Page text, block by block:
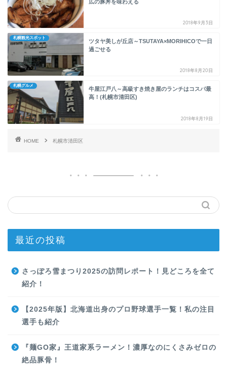
広の豚丼を味わえる
2018年9月3日
札幌観光スポット
ツタヤ美しが丘店～TSUTAYA×MORIHICOで一日
過ごせる
2018年8月20日
札幌グルメ
牛屋江戸八～高級すき焼き屋のランチはコスパ最
高！(札幌市清田区)
2018年8月19日
HOME 札幌市清田区
最近の投稿
さっぽろ雪まつり2025の訪問レポート！見どころを全て
紹介！
【2025年版】北海道出身のプロ野球選手一覧！私の注目
選手も紹介
『麺GO家』王道家系ラーメン！濃厚なのにくさみゼロの
絶品豚骨！